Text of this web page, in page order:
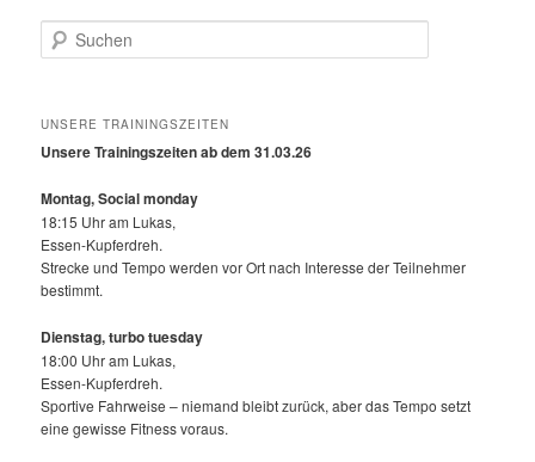
Suchen
UNSERE TRAININGSZEITEN
Unsere Trainingszeiten ab dem 31.03.26
Montag, Social monday
18:15 Uhr am Lukas,
Essen-Kupferdreh.
Strecke und Tempo werden vor Ort nach Interesse der Teilnehmer
bestimmt.
Dienstag, turbo tuesday
18:00 Uhr am Lukas,
Essen-Kupferdreh.
Sportive Fahrweise – niemand bleibt zurück, aber das Tempo setzt
eine gewisse Fitness voraus.